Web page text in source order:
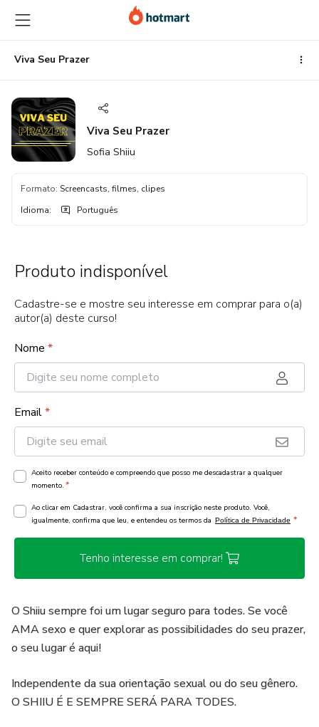
para
o
conteúdo
principal
para
o
pagamento
para
o
rodapé
Viva Seu Prazer
Viva Seu Prazer
Sofia Shiiu
Formato: Screencasts, filmes, clipes
Idioma: Português
Produto indisponível
Cadastre-se e mostre seu interesse em comprar para o(a)
autor(a) deste curso!
Nome *
Email*
Aceito receber conteúdo e compreendo que posso me descadastrar a qualquer
momento. *
Ao clicar em Cadastrar, você confirma a sua inscrição neste produto. Você,
igualmente, confirma que leu, e entendeu os termos da Política de Privacidade *
Tenho interesse em comprar!
O Shiiu sempre foi um lugar seguro para todes. Se você
AMA sexo e quer explorar as possibilidades do seu prazer,
o seu lugar é aqui!
Independente da sua orientação sexual ou do seu gênero.
O SHIIU É E SEMPRE SERÁ PARA TODES.